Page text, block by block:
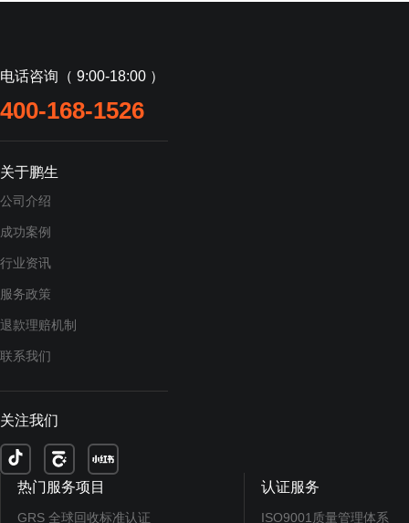
电话咨询（ 9:00-18:00 ）
400-168-1526
关于鹏生
公司介绍
成功案例
行业资讯
服务政策
退款理赔机制
联系我们
关注我们
热门服务项目
GRS 全球回收标准认证
认证服务
ISO9001质量管理体系